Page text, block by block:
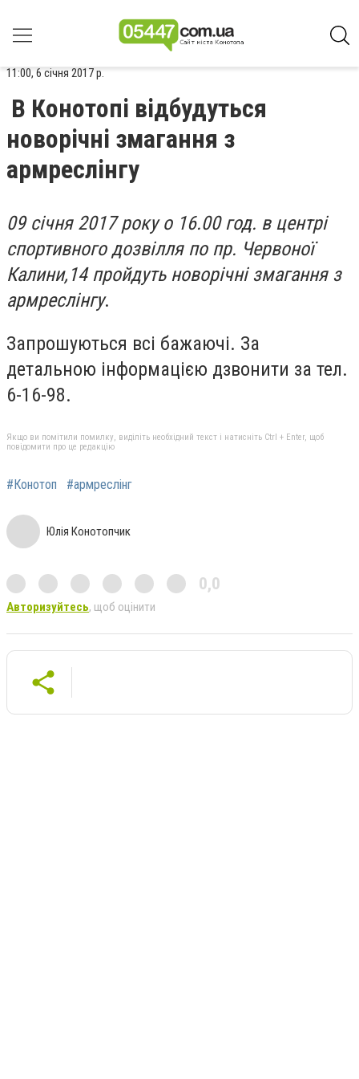
11:00, 6 січня 2017 р.
В Конотопі відбудуться
новорічні змагання з
армреслінгу
09 січня 2017 року о 16.00 год. в центрі
спортивного дозвілля по пр. Червоної
Калини,14 пройдуть новорічні змагання з
армреслінгу.
Запрошуються всі бажаючі. За
детальною інформацією дзвонити за тел.
6-16-98.
Якщо ви помітили помилку, виділіть необхідний текст і натисніть Ctrl + Enter, щоб
повідомити про це редакцію
#Конотоп #армреслінг
Юлія Конотопчик
0,0
Авторизуйтесь, щоб оцінити